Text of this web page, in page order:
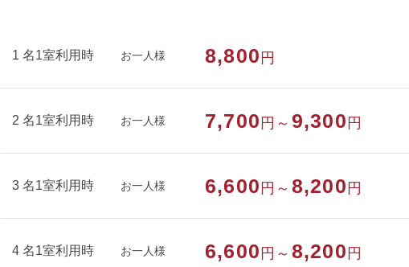
部屋特徴 トイレ/インターネットができる部屋/洗浄機付トイレ
1 名1室利用時 お一人様 8,800 円
2 名1室利用時 お一人様 7,700 円～ 9,300 円
3 名1室利用時 お一人様 6,600 円～ 8,200 円
4 名1室利用時 お一人様 6,600 円～ 8,200 円